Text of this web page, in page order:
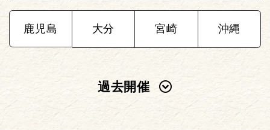
鹿児島 大分 宮崎 沖縄
過去開催